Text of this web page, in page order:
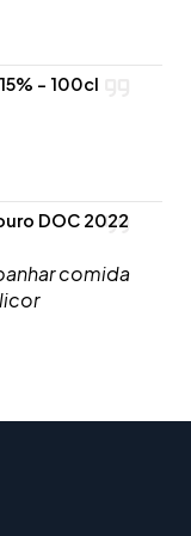
- 100cl
DOC 2022
comida